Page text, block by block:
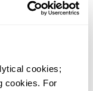
cookies;
cookies. For